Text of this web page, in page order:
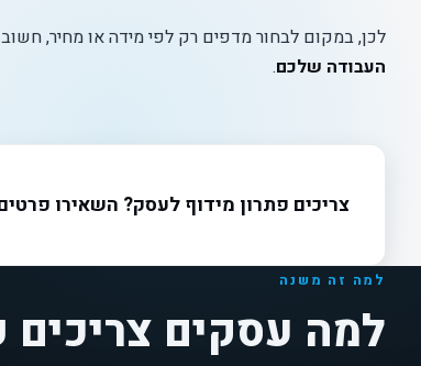
לכן, במקום לבחור מדפים רק לפי מידה או מחיר,
העבודה שלכם.
צריכים פתרון מידוף לעסק? השאירו
למה זה משנה
למה עסקים צריכים